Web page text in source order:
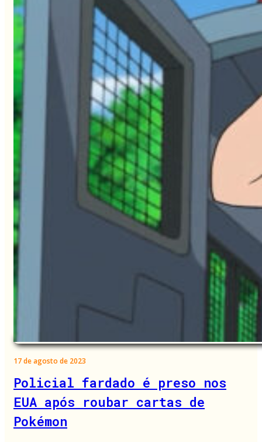
17 de agosto de 2023
Policial fardado é preso nos
EUA após roubar cartas de
Pokémon